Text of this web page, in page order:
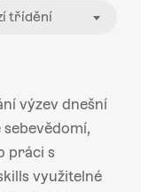
třídění
výzev dnešní
práci s
využitelné